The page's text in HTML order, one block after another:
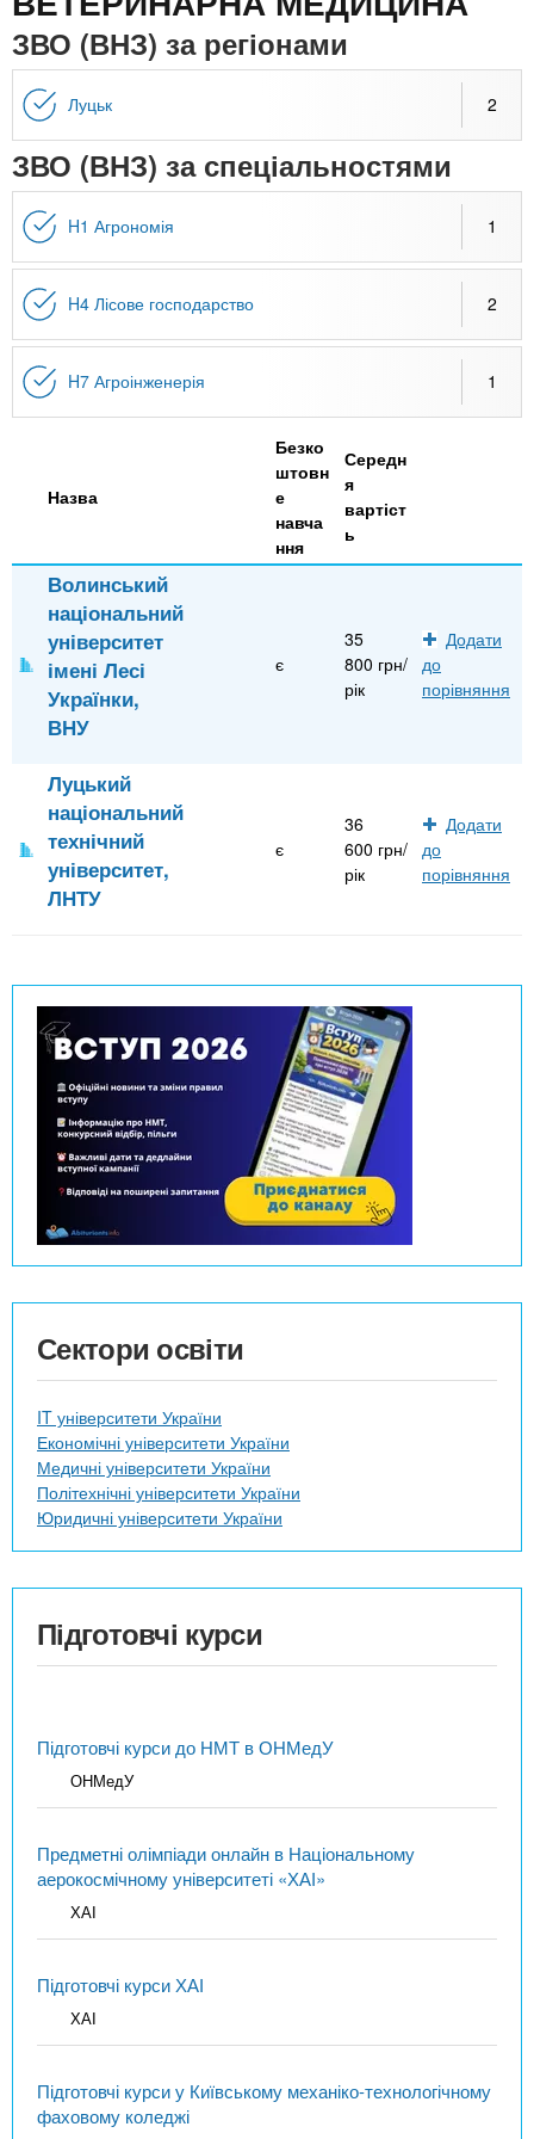
n
t
s
.
i
n
f
o
и
х
к
л
Онлайн курси
За кордоном
ЗВО (ВНЗ) за регіонами
Луцьк 2
ЗВО (ВНЗ) за спеціальностями
H1 Агрономія 1
H4 Лісове господарство 2
H7 Агроінженерія 1
Назва
Безко
штовн
е
навча
ння
Середн
я
вартіст
ь
Волинський
національний
університет
імені Лесі
Українки,
ВНУ
є
35
800 грн/
рік
Додати
до
порівняння
Луцький
національний
технічний
університет,
ЛНТУ
є
36
600 грн/
рік
Додати
до
порівняння
Сектори освіти
IT університети України
Економічні університети України
Медичні університети України
Політехнічні університети України
Юридичні університети України
Підготовчі курси
Підготовчі курси до НМТ в ОНМедУ
ОНМедУ
Предметні олімпіади онлайн в Національному
аерокосмічному університеті «ХАІ»
ХАІ
Підготовчі курси ХАІ
ХАІ
Підготовчі курси у Київському механіко-технологічному
фаховому коледжі